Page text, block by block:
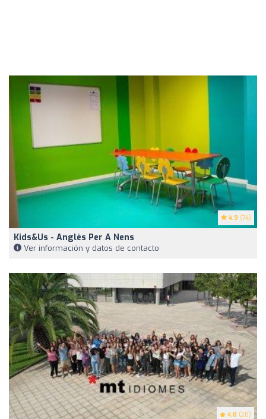
4.9 (74)
Kids&Us - Anglès Per A Nens
Ver información y datos de contacto
4.8 (28)